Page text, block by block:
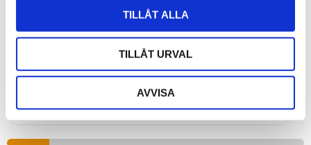
TILLÅT ALLA
TILLÅT URVAL
AVVISA
Antennkabel FME/f 10m
Färdigkontakterad antennkabel
215kr